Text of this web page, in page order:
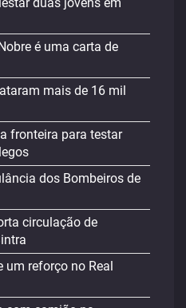
é uma carta de
mais de 16 mil
fronteira para testar
dos Bombeiros de
circulação de
um reforço no Real